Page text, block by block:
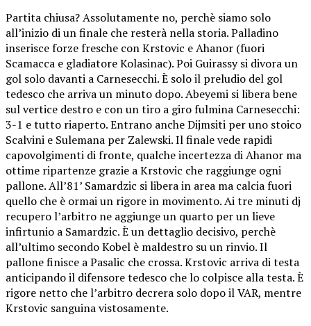
Partita chiusa? Assolutamente no, perchè siamo solo
all’inizio di un finale che resterà nella storia. Palladino
inserisce forze fresche con Krstovic e Ahanor (fuori
Scamacca e gladiatore Kolasinac). Poi Guirassy si divora un
gol solo davanti a Carnesecchi. È solo il preludio del gol
tedesco che arriva un minuto dopo. Abeyemi si libera bene
sul vertice destro e con un tiro a giro fulmina Carnesecchi:
3-1 e tutto riaperto. Entrano anche Dijmsiti per uno stoico
Scalvini e Sulemana per Zalewski. Il finale vede rapidi
capovolgimenti di fronte, qualche incertezza di Ahanor ma
ottime ripartenze grazie a Krstovic che raggiunge ogni
pallone. All’81’ Samardzic si libera in area ma calcia fuori
quello che è ormai un rigore in movimento. Ai tre minuti dj
recupero l’arbitro ne aggiunge un quarto per un lieve
infirtunio a Samardzic. È un dettaglio decisivo, perchè
all’ultimo secondo Kobel è maldestro su un rinvio. Il
pallone finisce a Pasalic che crossa. Krstovic arriva di testa
anticipando il difensore tedesco che lo colpisce alla testa. È
rigore netto che l’arbitro decrera solo dopo il VAR, mentre
Krstovic sanguina vistosamente.